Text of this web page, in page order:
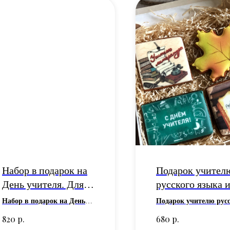
Набор в подарок на
День учителя. Для
классного
директора, завуча
Набор в подарок на День
руководителя, директора,
820 р.
Подарок
русского языка и
литературы -
Подарок учителю
День учителя
680 р.